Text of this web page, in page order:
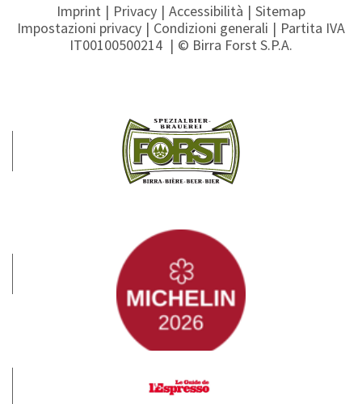
Imprint Privacy Accessibilità
Sitemap
Impostazioni privacy
Condizioni generali
Partita IVA
IT00100500214
© Birra Forst S.P.A.